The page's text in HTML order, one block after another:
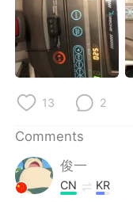
Español
Français
Русский
Indonesia
13 2
Comments
俊一
CN KR